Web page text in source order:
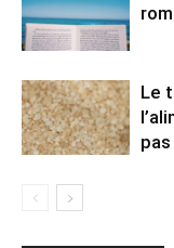
Le